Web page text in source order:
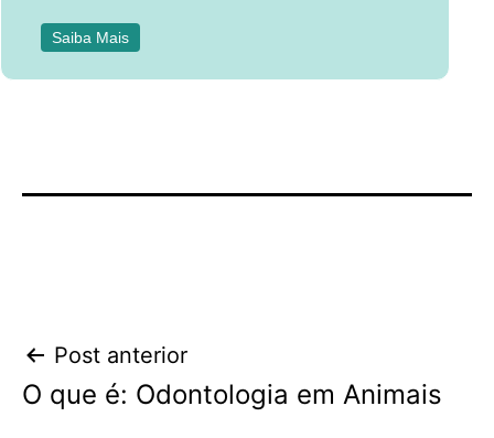
Saiba Mais
Navegação
de
Post anterior
O que é: Odontologia em Animais